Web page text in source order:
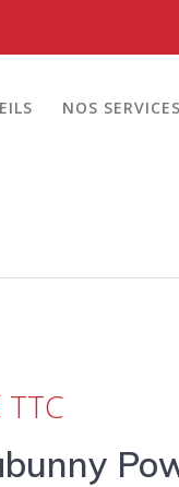
NOS SERVICES
TTC